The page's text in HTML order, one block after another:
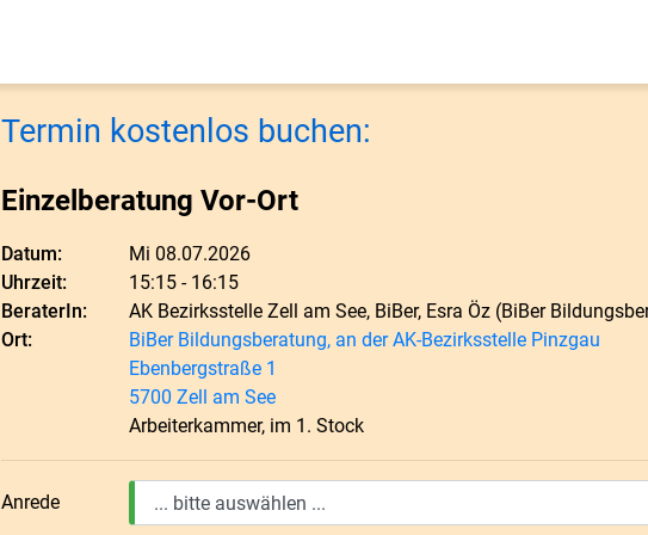
Termin kostenlos buchen:
Einzelberatung Vor-Ort
Datum:
Mi 08.07.2026
Uhrzeit:
15:15 - 16:15
BeraterIn:
AK Bezirksstelle Zell am See, BiBer, Esra Öz (BiBer
Ort:
BiBer Bildungsberatung, an der AK-Bezirksstelle Pinzgau
Ebenbergstraße 1
5700 Zell am See
Arbeiterkammer, im 1. Stock
Anrede